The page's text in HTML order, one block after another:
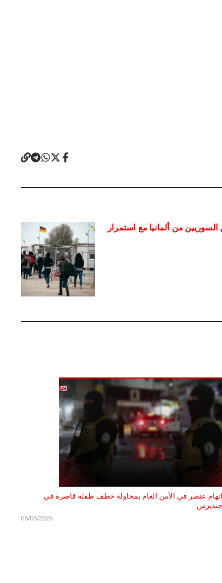
من ألمانيا مع استمرار
اتهام عنصر في الأمن العام بمحاولة خطف طفلة قاصرة في
جنديرس
08/08/2026